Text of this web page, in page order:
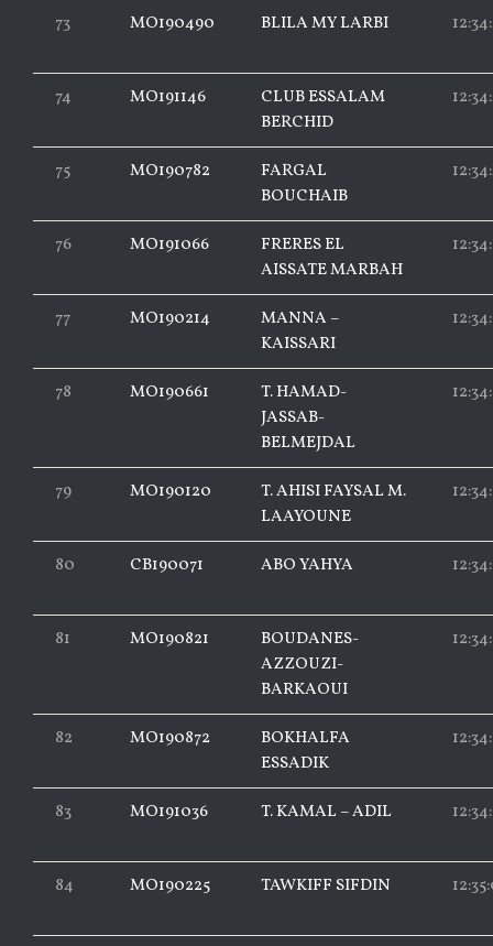
73 MO190490 BLILA MY LARBI
74 MO191146
CLUB ESSALAM
BERCHID
75 MO190782
FARGAL
BOUCHAIB
76 MO191066
FRERES EL
AISSATE MARBAH
77 MO190214
MANNA –
KAISSARI
78 MO190661
T. HAMAD-
JASSAB-
BELMEJDAL
79 MO190120
T. AHISI FAYSAL M.
LAAYOUNE
80 CB190071 ABO YAHYA
81 MO190821
BOUDANES-
AZZOUZI-
BARKAOUI
82 MO190872
BOKHALFA
ESSADIK
83 MO191036 T. KAMAL – ADIL
84 MO190225 TAWKIFF SIFDIN